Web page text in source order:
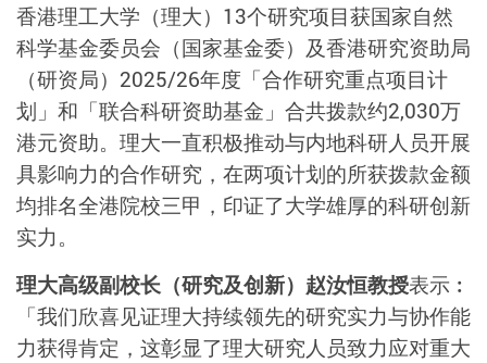
香港理工大学（理大）13个研究项目获国家自然
科学基金委员会（国家基金委）及香港研究资助局
（研资局）2025/26年度「合作研究重点项目计
划」和「联合科研资助基金」合共拨款约2,030万
港元资助。理大一直积极推动与内地科研人员开展
具影响力的合作研究，在两项计划的所获拨款金额
均排名全港院校三甲，印证了大学雄厚的科研创新
实力。
理大高级副校长（研究及创新）赵汝恒教授表示︰
「我们欣喜见证理大持续领先的研究实力与协作能
力获得肯定，这彰显了理大研究人员致力应对重大